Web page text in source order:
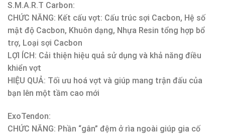
S.M.A.R.T Carbon:
CHỨC NĂNG: Kết cấu vợt: Cấu trúc sợi Cacbon, Hệ số
mật độ Cacbon, Khuôn dạng, Nhựa Resin tổng hợp bổ
trợ, Loại sợi Cacbon
LỢI ÍCH: Cải thiện hiệu quả sử dụng và khả năng điều
khiển vợt
HIỆU QUẢ: Tối ưu hoá vợt và giúp mang trận đấu của
bạn lên một tầm cao mới
ExoTendon:
CHỨC NĂNG: Phần “gân” đệm ở rìa ngoài giúp gia cố